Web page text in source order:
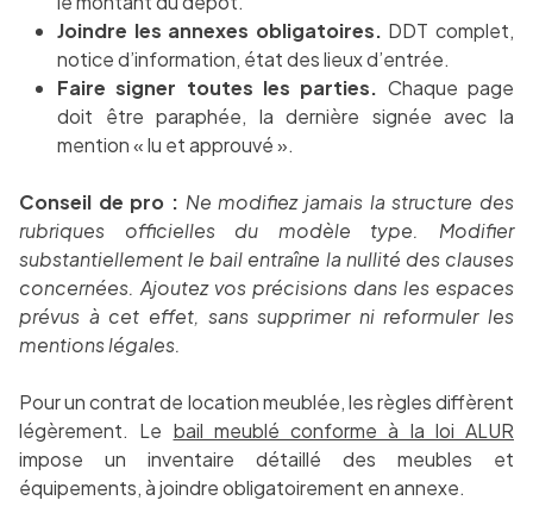
Joindre les annexes obligatoires. DDT complet,
notice d’information, état des lieux d’entrée.
Faire signer toutes les parties. Chaque page
doit être paraphée, la dernière signée avec la
mention « lu et approuvé ».
Conseil de pro : Ne modifiez jamais la structure des
rubriques officielles du modèle type. Modifier
substantiellement le bail entraîne la nullité des clauses
concernées. Ajoutez vos précisions dans les espaces
prévus à cet effet, sans supprimer ni reformuler les
mentions légales.
Pour un contrat de location meublée, les règles diffèrent
légèrement. Le bail meublé conforme à la loi ALUR
impose un inventaire détaillé des meubles et
équipements, à joindre obligatoirement en annexe.